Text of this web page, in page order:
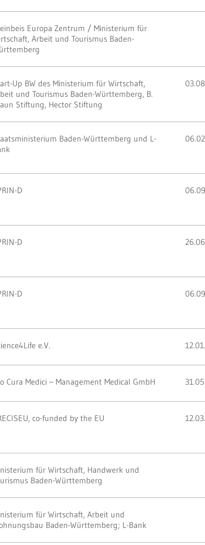
Europa Zentrum / Ministerium für
Arbeit und Tourismus Baden-
Up BW des Ministerium für Wirtschaft,
und Tourismus Baden-Württemberg, B.
Stiftung, Hector Stiftung
Baden-Württemberg und L-
D
D
D
e.V.
Cura Medici – Management Medical GmbH
co-funded by the EU
für Wirtschaft, Handwerk und
Baden-Württemberg
für Wirtschaft, Arbeit und
Baden-Württemberg; L-Bank